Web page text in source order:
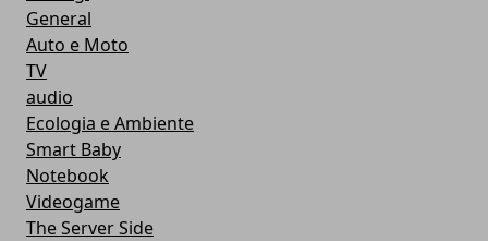
General
Auto e Moto
TV
audio
Ecologia e Ambiente
Smart Baby
Notebook
Videogame
The Server Side